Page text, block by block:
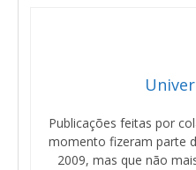
Publicações feitas por
momento fizeram parte
2009, mas que não